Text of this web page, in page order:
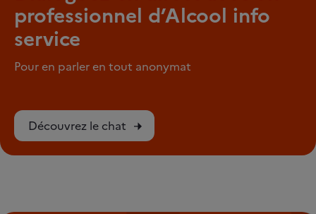
professionnel d’Alcool info
service
Pour en parler en tout anonymat
Découvrez le chat